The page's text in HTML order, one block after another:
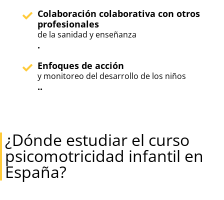
Colaboración colaborativa con otros
profesionales
de la sanidad y enseñanza
.
Enfoques de acción
y monitoreo del desarrollo de los niños
..
¿Dónde estudiar el curso
psicomotricidad infantil en
España?